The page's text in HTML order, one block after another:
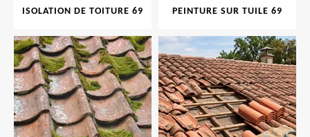
ISOLATION DE TOITURE 69 PEINTURE SUR TUILE 69